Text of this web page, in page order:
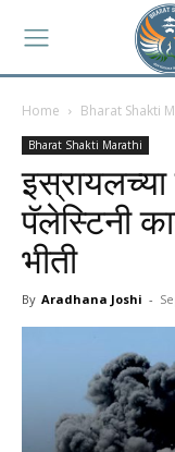
Home Bharat Shakti
Bharat Shakti Marathi
इस्रायलच्या
पॅलेस्टिनी
भीती
By Aradhana Joshi -